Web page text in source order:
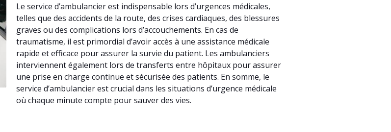
Le service d’ambulancier est indispensable lors d’urgences médicales,
telles que des accidents de la route, des crises cardiaques, des blessures
graves ou des complications lors d’accouchements. En cas de
traumatisme, il est primordial d’avoir accès à une assistance médicale
rapide et efficace pour assurer la survie du patient. Les ambulanciers
interviennent également lors de transferts entre hôpitaux pour assurer
une prise en charge continue et sécurisée des patients. En somme, le
service d’ambulancier est crucial dans les situations d’urgence médicale
où chaque minute compte pour sauver des vies.